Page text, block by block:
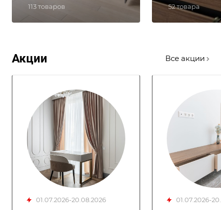
113 товаров 52 товара
Акции Все акции
01.07.2026-20.08.2026 01.07.2026-